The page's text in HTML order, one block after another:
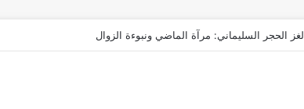
لغز الحجر السليماني: مرآة الماضي ونبوءة الزوال